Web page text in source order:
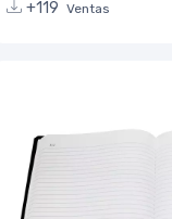
+119 Ventas